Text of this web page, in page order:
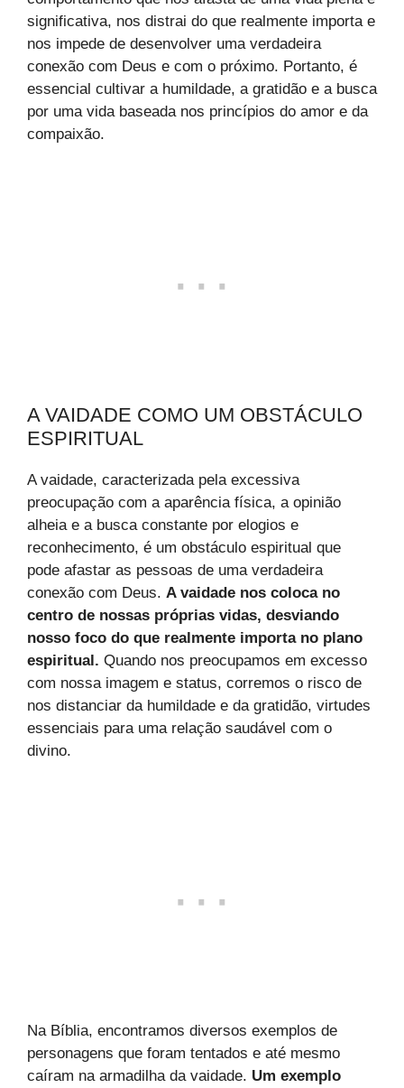
significativa, nos distrai do que realmente importa e
nos impede de desenvolver uma verdadeira
conexão com Deus e com o próximo. Portanto, é
essencial cultivar a humildade, a gratidão e a busca
por uma vida baseada nos princípios do amor e da
compaixão.
A VAIDADE COMO UM OBSTÁCULO
ESPIRITUAL
A vaidade, caracterizada pela excessiva
preocupação com a aparência física, a opinião
alheia e a busca constante por elogios e
reconhecimento, é um obstáculo espiritual que
pode afastar as pessoas de uma verdadeira
conexão com Deus. A vaidade nos coloca no
centro de nossas próprias vidas, desviando
nosso foco do que realmente importa no plano
espiritual. Quando nos preocupamos em excesso
com nossa imagem e status, corremos o risco de
nos distanciar da humildade e da gratidão, virtudes
essenciais para uma relação saudável com o
divino.
Na Bíblia, encontramos diversos exemplos de
personagens que foram tentados e até mesmo
caíram na armadilha da vaidade. Um exemplo